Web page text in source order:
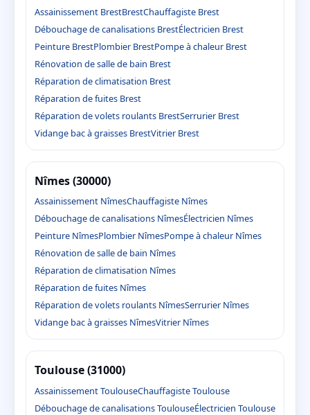
Assainissement BrestBrestChauffagiste Brest
Débouchage de canalisations BrestÉlectricien Brest
Peinture BrestPlombier BrestPompe à chaleur Brest
Rénovation de salle de bain Brest
Réparation de climatisation Brest
Réparation de fuites Brest
Réparation de volets roulants BrestSerrurier Brest
Vidange bac à graisses BrestVitrier Brest
Nîmes (30000)
Assainissement NîmesChauffagiste Nîmes
Débouchage de canalisations NîmesÉlectricien Nîmes
Peinture NîmesPlombier NîmesPompe à chaleur Nîmes
Rénovation de salle de bain Nîmes
Réparation de climatisation Nîmes
Réparation de fuites Nîmes
Réparation de volets roulants NîmesSerrurier Nîmes
Vidange bac à graisses NîmesVitrier Nîmes
Toulouse (31000)
Assainissement ToulouseChauffagiste Toulouse
Débouchage de canalisations ToulouseÉlectricien Toulouse